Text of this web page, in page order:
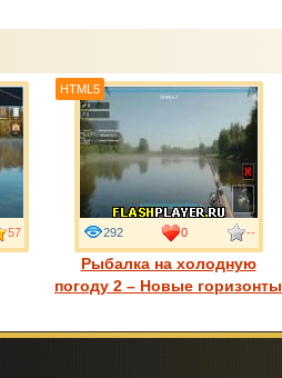
57
Рыбалка на холодную
погоду 2 – Новые горизонты
292 0 --
HTML5